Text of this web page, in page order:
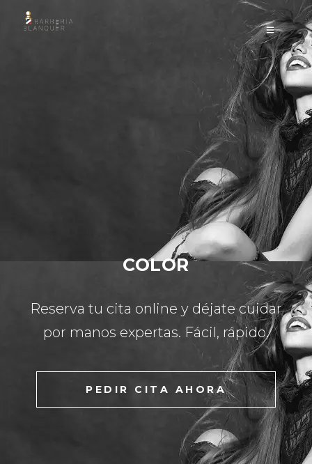
COLOR
Reserva tu cita online y déjate cuidar
por manos expertas. Fácil, rápido.
PEDIR CITA AHORA